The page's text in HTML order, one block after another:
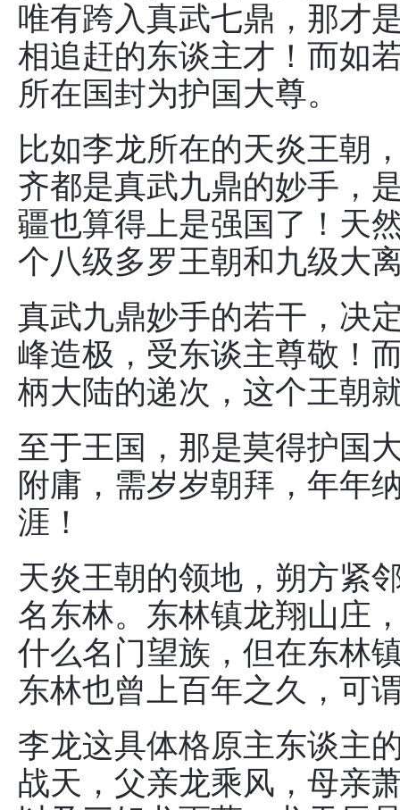
唯有跨入真武七鼎，那才
相追赶的东谈主才！而如
所在国封为护国大尊。
比如李龙所在的天炎王朝
齐都是真武九鼎的妙手，
疆也算得上是强国了！天
个八级多罗王朝和九级大
真武九鼎妙手的若干，决
峰造极，受东谈主尊敬！
柄大陆的递次，这个王朝
至于王国，那是莫得护国
附庸，需岁岁朝拜，年年
涯！
天炎王朝的领地，朔方紧
名东林。东林镇龙翔山庄
什么名门望族，但在东林
东林也曾上百年之久，可
李龙这具体格原主东谈主
战天，父亲龙乘风，母亲